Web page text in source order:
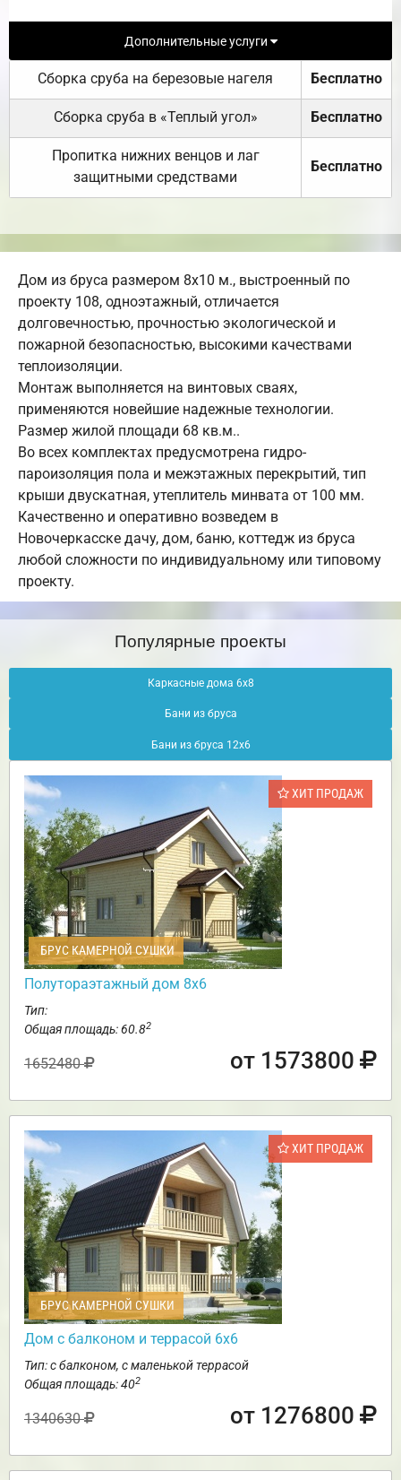
Дополнительные услуги
Сборка сруба на березовые нагеля Бесплатно
Сборка сруба в «Теплый угол» Бесплатно
Пропитка нижних венцов и лаг
защитными средствами
Бесплатно
Дом из бруса размером 8х10 м., выстроенный по
проекту 108, одноэтажный, отличается
долговечностью, прочностью экологической и
пожарной безопасностью, высокими качествами
теплоизоляции.
Монтаж выполняется на винтовых сваях,
применяются новейшие надежные технологии.
Размер жилой площади 68 кв.м..
Во всех комплектах предусмотрена гидро-
пароизоляция пола и межэтажных перекрытий, тип
крыши двускатная, утеплитель минвата от 100 мм.
Качественно и оперативно возведем в
Новочеркасске дачу, дом, баню, коттедж из бруса
любой сложности по индивидуальному или типовому
проекту.
Популярные проекты
Каркасные дома 6х8
Бани из бруса
Бани из бруса 12х6
ХИТ ПРОДАЖ
БРУС КАМЕРНОЙ СУШКИ
Полутораэтажный дом 8х6
Тип:
Общая площадь: 60.82
1652480 от 1573800
ХИТ ПРОДАЖ
БРУС КАМЕРНОЙ СУШКИ
Дом с балконом и террасой 6х6
Тип: с балконом, с маленькой террасой
Общая площадь: 402
1340630 от 1276800